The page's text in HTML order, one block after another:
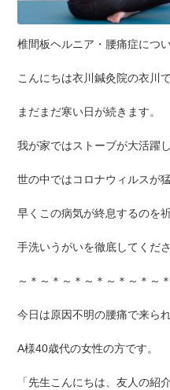
椎間板ヘルニア・腰痛症につ
こんにちは衣川鍼灸院の衣川で
まだまだ寒い日が続きます。
我が家ではストーブが大活躍
世の中ではコロナウィルスが
早くこの病気が終息するのを
手洗いうがいを徹底してくださ
～＊～＊～＊～＊～＊～＊～
今日は原因不明の腰痛で来られ
A様40歳代の女性の方です。
「先生こんにちは、友人の紹